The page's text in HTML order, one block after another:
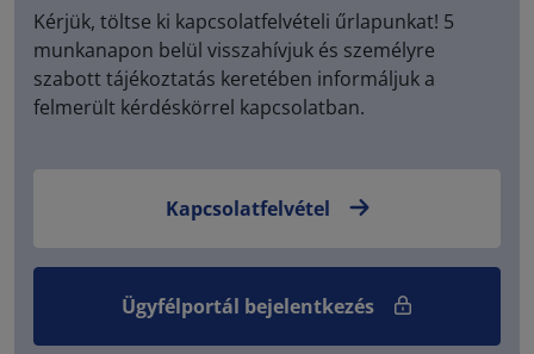
Kérjük, töltse ki kapcsolatfelvételi űrlapunkat! 5
munkanapon belül visszahívjuk és személyre
szabott tájékoztatás keretében informáljuk a
felmerült kérdéskörrel kapcsolatban.
Kapcsolatfelvétel
Ügyfélportál bejelentkezés